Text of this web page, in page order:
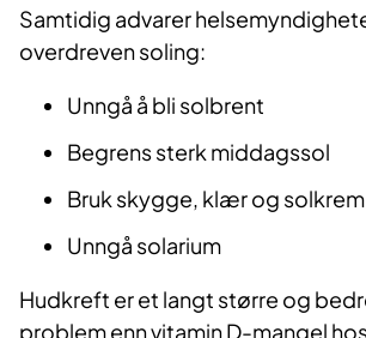
Samtidig advarer
overdreven soling:
Unngå å bli solbrent
Begrens sterk middagssol
Bruk skygge, klær og solkrem
Unngå solarium
Hudkreft er et langt større og
problem enn vitamin D-mangel